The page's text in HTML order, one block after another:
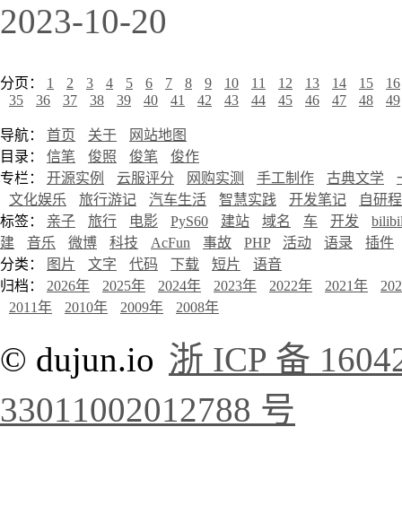
2023-10-20
分页： 1 2 3 4 5 6 7 8 9 10 11 12 13 14 15
16
35
36 37 38 39 40 41 42 43 44 45 46 47 48 49
导航： 首页 关于
网站地图
目录： 信笔 俊照 俊笔
俊作
专栏： 开源实例 云服评分 网购实测 手工制作 古典文学
文化娱乐
旅行游记 汽车生活 智慧实践 开发笔记
自研
标签： 亲子 旅行 电影 PyS60 建站 域名 车 开发
建
音乐 微博 科技 AcFun 事故 PHP 活动 语录
插件
分类：
图片 文字 代码 下载 短片
语音
归档： 2026年 2025年 2024年 2023年 2022年 2021年
2011年
2010年 2009年 2008年
© dujun.io 浙 ICP 备
33011002012788 号